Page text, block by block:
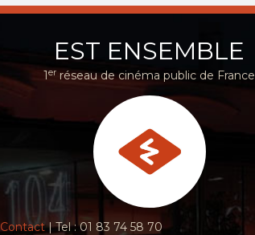
EST ENSEMBLE
1er réseau de cinéma public de France
Contact| Tel : 01 83 74 58 70